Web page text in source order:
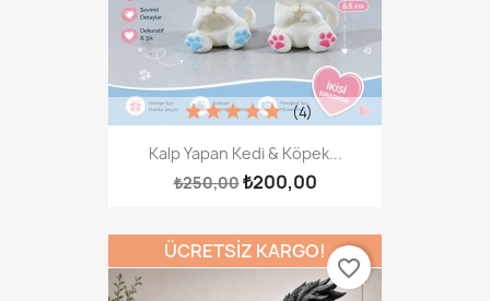
Kalp Yapan Kedi & Köpek...
₺250,00₺200,00
(4)
ÜCRETSIZ KARGO!
favorite_border